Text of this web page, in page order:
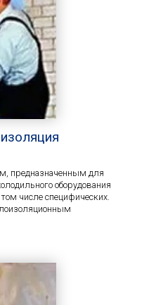
предназначенным для
оборудования
числе специфических.